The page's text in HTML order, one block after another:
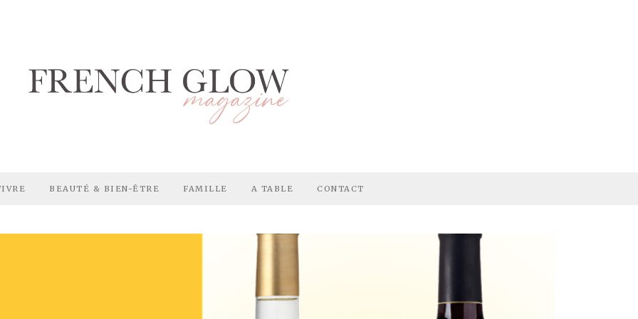
BEAUTÉ & BIEN-ÊTRE FAMILLE A TABLE CONTACT